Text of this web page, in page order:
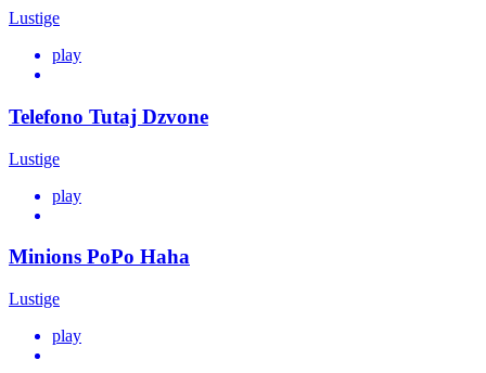
Lustige
play
Telefono Tutaj Dzvone
Lustige
play
Minions PoPo Haha
Lustige
play